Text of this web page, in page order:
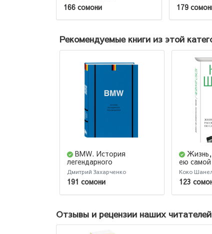
Robinson
166 сомони
(AB)
179
Рекомендуемые книги из этой
BMW. История
легендарного
производителя
Дмитрий Захарченко
191 сомони
Жизнь,
ею самой
Коко
123
Отзывы и рецензии наших читателей